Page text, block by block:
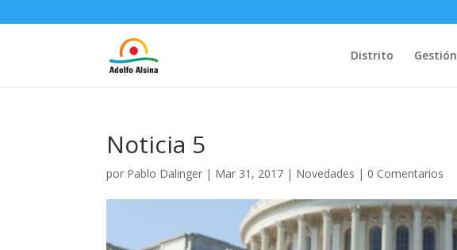
Distrito Gestión
Noticia 5
por Pablo Dalinger | Mar 31, 2017 | Novedades | 0 Comentarios